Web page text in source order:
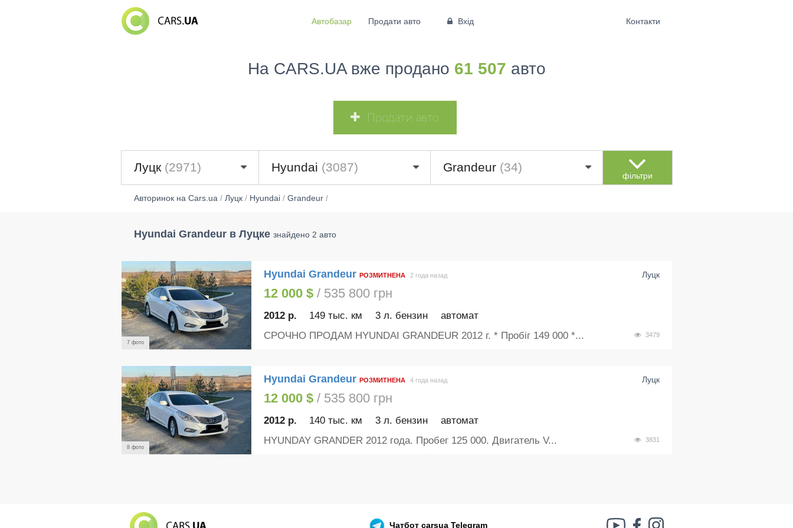
Автобазар Продати авто Вхід Контакти
На CARS.UA вже продано 61 507 авто
Продати авто
Луцк (2971) Hyundai (3087) Grandeur (34)
фільтри
Авторинок на Cars.ua/ Луцк/ Hyundai/ Grandeur/
Hyundai Grandeur в Луцке знайдено 2 авто
7 фото
Hyundai Grandeur РОЗМИТНЕНА Луцк
2 года назад
12 000 $/ 535 800 грн
2012 р. 149 тыс. км 3 л. бензин автомат
3479
СРОЧНО ПРОДАМ HYUNDAI GRANDEUR 2012 г. * Пробіг 149 000 *...
8 фото
Hyundai Grandeur РОЗМИТНЕНА Луцк
4 года назад
12 000 $/ 535 800 грн
2012 р. 140 тыс. км 3 л. бензин автомат
3831
HYUNDAY GRANDER 2012 года. Пробег 125 000. Двигатель V...
Чатботcarsua Telegram